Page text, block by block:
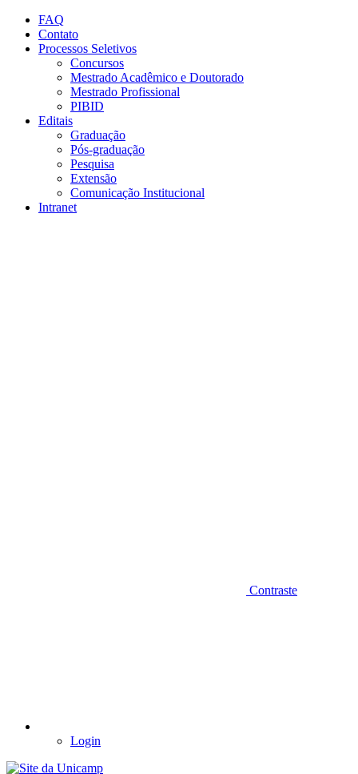
Conteúdo principal
FAQ
Contato
Processos Seletivos
Concursos
Mestrado Acadêmico e Doutorado
Mestrado Profissional
PIBID
Editais
Graduação
Pós-graduação
Pesquisa
Extensão
Comunicação Institucional
Intranet
Contraste
Login